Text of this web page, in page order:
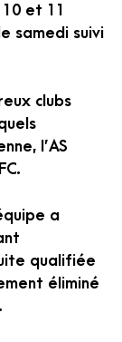
et 11
samedi suivi
clubs
, l’AS
.
a
qualifiée
éliminé